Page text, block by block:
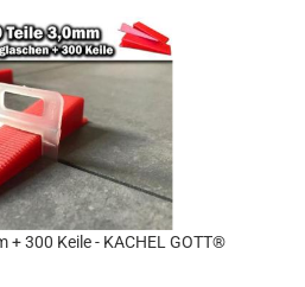
+ 300 Keile - KACHEL GOTT®